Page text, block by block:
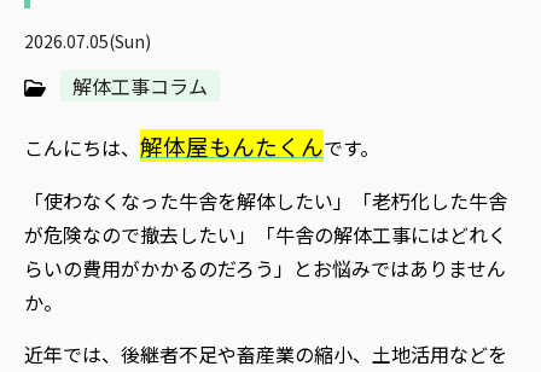
2026.07.05(Sun)
解体工事コラム
こんにちは、 解体屋もんたくんです。
「使わなくなった牛舎を解体したい」「老朽化した牛舎
が危険なので撤去したい」「牛舎の解体工事にはどれく
らいの費用がかかるのだろう」とお悩みではありません
か。
近年では、後継者不足や畜産業の縮小、土地活用などを